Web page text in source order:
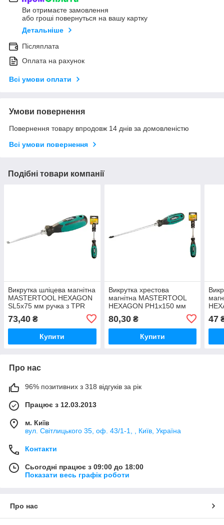
Ви отримаєте замовлення
або гроші повернуться на вашу картку
Детальніше
Післяплата
Оплата на рахунок
Всі умови оплати
Умови повернення
Повернення товару впродовж 14 днів за домовленістю
Всі умови повернення
Подібні товари компанії
Викрутка шліцева магнітна
MASTERTOOL HEXAGON
SL5х75 мм ручка з TPR
73,40 ₴
Купити
Викрутка хрестова
магнітна MASTERTOOL
HEXAGON РН1х150 мм
80,30₴
Купити
47
Про нас
96% позитивних з 318 відгуків за рік
Працює з 12.03.2013
м. Київ
вул. Світлицького 35, оф. 43/1-1, , Київ, Україна
Контакти
Сьогодні працює з 09:00 до 18:00
Показати весь графік роботи
Про нас